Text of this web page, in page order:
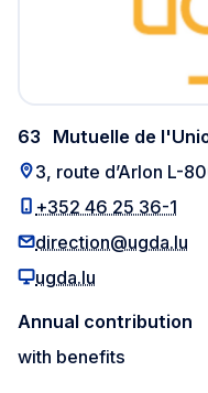
Mutuelle de
63
3, route d’Arlon L-
+352 46 25 36-1
direction@ugda.lu
ugda.lu
Annual contribution
with benefits